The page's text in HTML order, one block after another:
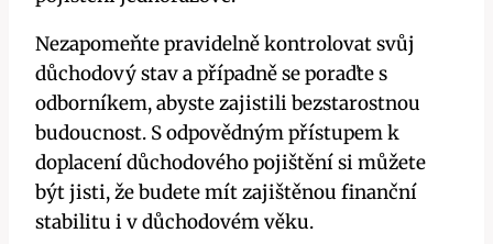
Nezapomeňte pravidelně kontrolovat svůj
důchodový stav a případně se poraďte s
odborníkem, abyste zajistili bezstarostnou
budoucnost. S odpovědným přístupem k
doplacení důchodového pojištění si můžete
být jisti, že budete mít zajištěnou finanční
stabilitu i v důchodovém věku.